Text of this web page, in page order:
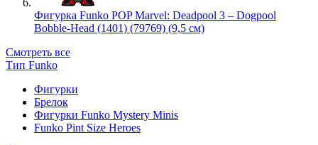
Фигурка Funko POP Marvel: Deadpool 3 – Dogpool
Bobble-Head (1401) (79769) (9,5 см)
Смотреть все
Тип Funko
Фигурки
Брелок
Фигурки Funko Mystery Minis
Funko Pint Size Heroes